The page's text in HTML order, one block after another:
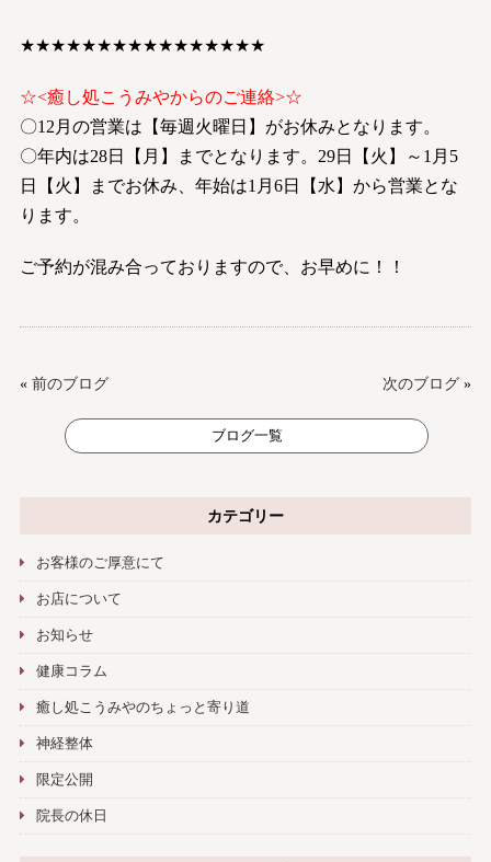
★★★★★★★★★★★★★★★★
☆<癒し処こうみやからのご連絡>☆
〇12月の営業は【毎週火曜日】がお休みとなります。
〇年内は28日【月】までとなります。29日【火】～1月5
日【火】までお休み、年始は1月6日【水】から営業とな
ります。
ご予約が混み合っておりますので、お早めに！！
« 前のブログ 次のブログ »
ブログ一覧
カテゴリー
お客様のご厚意にて
お店について
お知らせ
健康コラム
癒し処こうみやのちょっと寄り道
神経整体
限定公開
院長の休日